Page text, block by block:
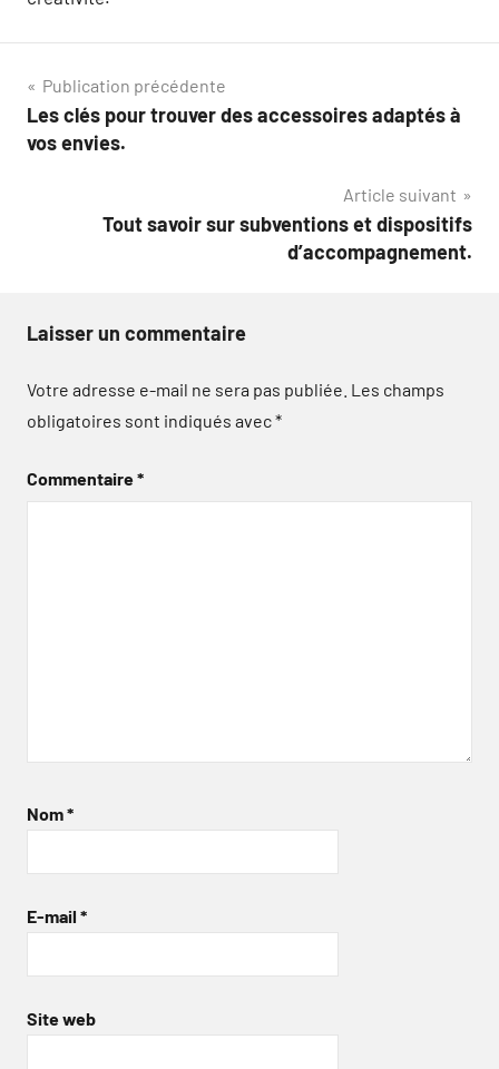
Navigation
de
Publication précédente
Les clés pour trouver des accessoires adaptés à
vos envies.
Article suivant
Tout savoir sur subventions et dispositifs
d’accompagnement.
Laisser un commentaire
Votre adresse e-mail ne sera pas publiée. Les champs
obligatoires sont indiqués avec*
Commentaire*
Nom*
E-mail *
Site web